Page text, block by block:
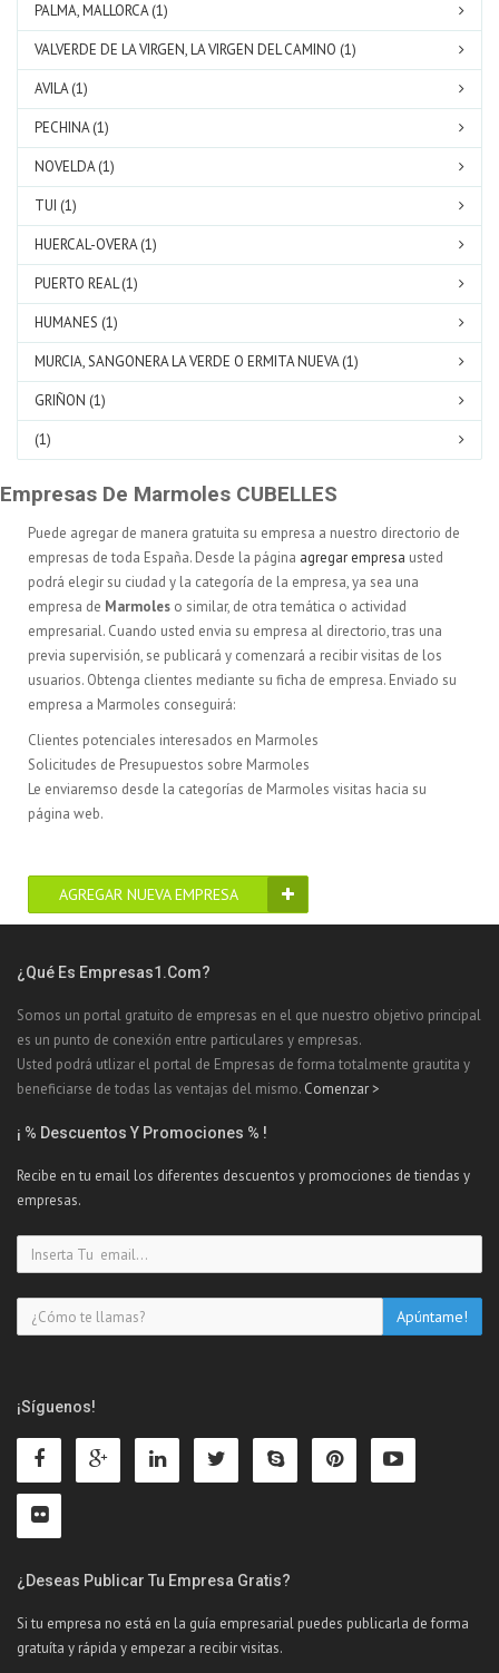
PALMA, MALLORCA (1)
VALVERDE DE LA VIRGEN, LA VIRGEN DEL CAMINO (1)
AVILA (1)
PECHINA (1)
NOVELDA (1)
TUI (1)
HUERCAL-OVERA (1)
PUERTO REAL (1)
HUMANES (1)
MURCIA, SANGONERA LA VERDE O ERMITA NUEVA (1)
GRIÑON (1)
(1)
Empresas De Marmoles CUBELLES
Puede agregar de manera gratuita su empresa a nuestro directorio de
empresas de toda España. Desde la página agregar empresa usted
podrá elegir su ciudad y la categoría de la empresa, ya sea una
empresa de Marmoles o similar, de otra temática o actividad
empresarial. Cuando usted envia su empresa al directorio, tras una
previa supervisión, se publicará y comenzará a recibir visitas de los
usuarios. Obtenga clientes mediante su ficha de empresa. Enviado su
empresa a Marmoles conseguirá:
Clientes potenciales interesados en Marmoles
Solicitudes de Presupuestos sobre Marmoles
Le enviaremso desde la categorías de Marmoles visitas hacia su
página web.
AGREGAR NUEVA EMPRESA
¿Qué Es Empresas1.com?
Somos un portal gratuito de empresas en el que nuestro objetivo principal
es un punto de conexión entre particulares y empresas.
Usted podrá utlizar el portal de Empresas de forma totalmente grautita y
beneficiarse de todas las ventajas del mismo. Comenzar >
¡ % Descuentos Y Promociones % !
Recibe en tu email los diferentes descuentos y promociones de tiendas y
empresas.
¡Síguenos!
¿Deseas Publicar Tu Empresa Gratis?
Si tu empresa no está en la guía empresarial puedes publicarla de forma
gratuíta y rápida y empezar a recibir visitas.